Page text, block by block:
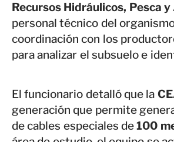
Recursos Hidráulicos, Pesca
personal técnico del
coordinación con los
para analizar el subsuelo e
El funcionario detalló que la
generación que permite
de cables especiales de100